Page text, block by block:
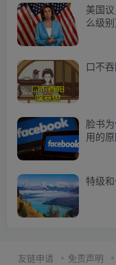
美国
么级别
口不
脸书
用的原
特级
友链申请 免责声明